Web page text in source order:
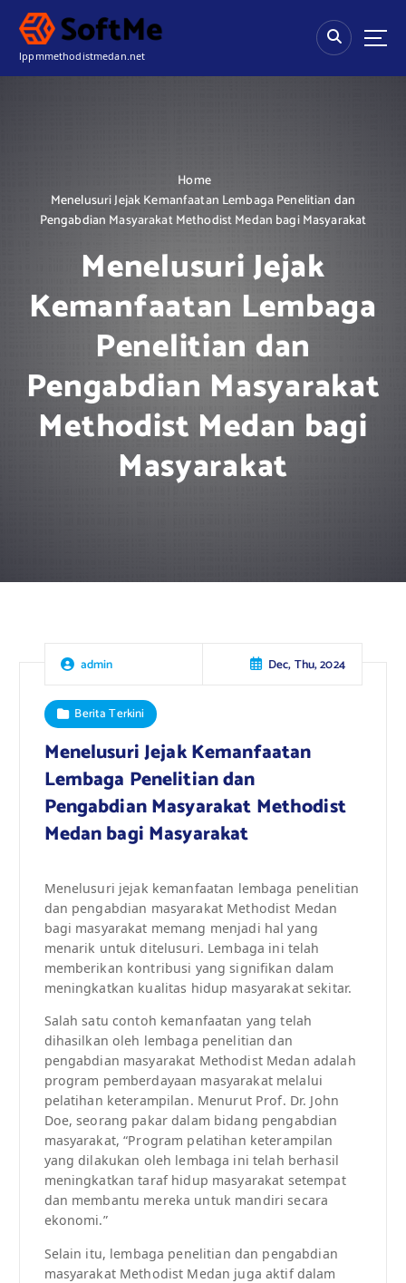
lppmmethodistmedan.net
Home
Menelusuri Jejak Kemanfaatan Lembaga Penelitian dan
Pengabdian Masyarakat Methodist Medan bagi Masyarakat
Menelusuri Jejak
Kemanfaatan Lembaga
Penelitian dan
Pengabdian Masyarakat
Methodist Medan bagi
Masyarakat
admin Dec, Thu, 2024
Berita Terkini
Menelusuri Jejak Kemanfaatan
Lembaga Penelitian dan
Pengabdian Masyarakat Methodist
Medan bagi Masyarakat
Menelusuri jejak kemanfaatan lembaga penelitian
dan pengabdian masyarakat Methodist Medan
bagi masyarakat memang menjadi hal yang
menarik untuk ditelusuri. Lembaga ini telah
memberikan kontribusi yang signifikan dalam
meningkatkan kualitas hidup masyarakat sekitar.
Salah satu contoh kemanfaatan yang telah
dihasilkan oleh lembaga penelitian dan
pengabdian masyarakat Methodist Medan adalah
program pemberdayaan masyarakat melalui
pelatihan keterampilan. Menurut Prof. Dr. John
Doe, seorang pakar dalam bidang pengabdian
masyarakat, “Program pelatihan keterampilan
yang dilakukan oleh lembaga ini telah berhasil
meningkatkan taraf hidup masyarakat setempat
dan membantu mereka untuk mandiri secara
ekonomi.”
Selain itu, lembaga penelitian dan pengabdian
masyarakat Methodist Medan juga aktif dalam